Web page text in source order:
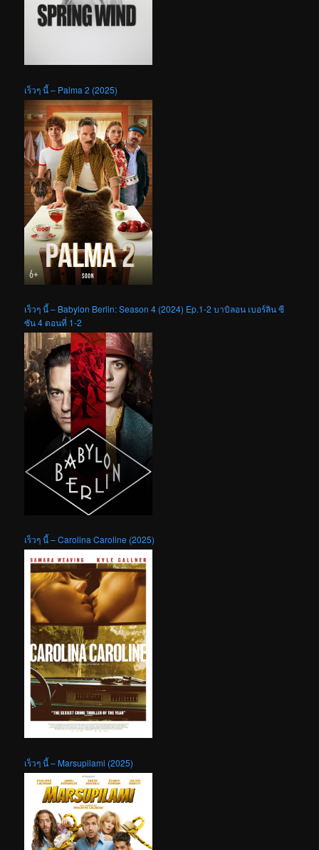
เร็วๆ นี้ – Palma 2 (2025)
เร็วๆ นี้ – Babylon Berlin: Season 4 (2024) Ep.1-2 บาบิลอน เบอร์ลิน ซี
ซัน 4 ตอนที่ 1-2
เร็วๆ นี้ – Carolina Caroline (2025)
เร็วๆ นี้ – Marsupilami (2025)